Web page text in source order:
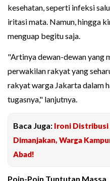
kesehatan, seperti infeksi
iritasi mata. Namun, hingga
menguap begitu saja.
"Artinya dewan-dewan yang
perwakilan rakyat yang
rakyat warga Jakarta dalam
tugasnya," lanjutnya.
Baca Juga: Ironi Distribusi
Dimanjakan, Warga
Abad!
Poin-Poin Tuntutan Massa